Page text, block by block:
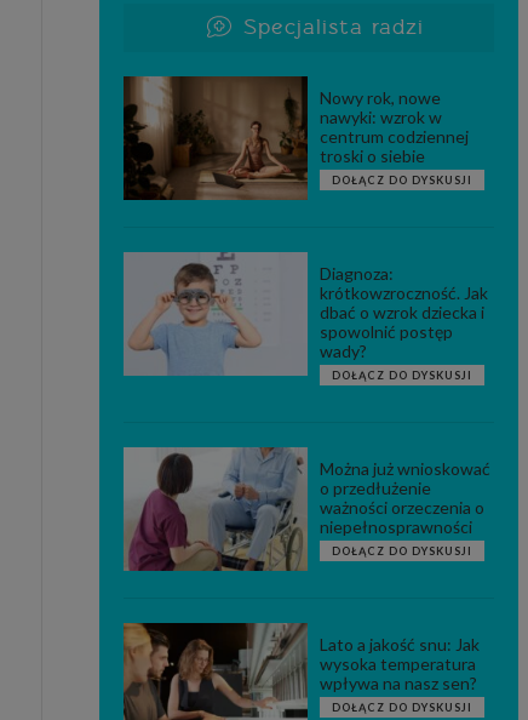
Specjalista radzi
Nowy rok, nowe
nawyki: wzrok w
centrum codziennej
troski o siebie
DOŁĄCZ DO DYSKUSJI
Diagnoza:
krótkowzroczność. Jak
dbać o wzrok dziecka i
spowolnić postęp
wady?
DOŁĄCZ DO DYSKUSJI
Można już wnioskować
o przedłużenie
ważności orzeczenia o
niepełnosprawności
DOŁĄCZ DO DYSKUSJI
Lato a jakość snu: Jak
wysoka temperatura
wpływa na nasz sen?
DOŁĄCZ DO DYSKUSJI